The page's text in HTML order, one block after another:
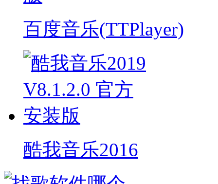
百度音乐(TTPlayer)
酷我音乐2016